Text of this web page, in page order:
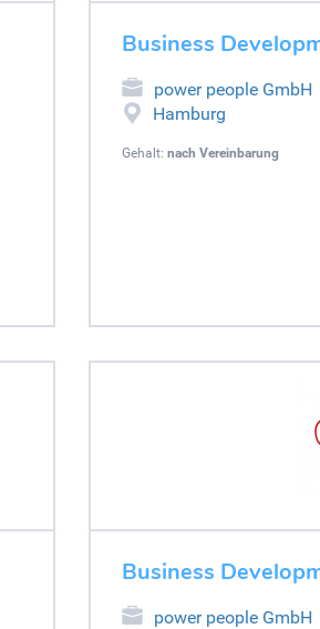
Business
power people GmbH
Hamburg
Gehalt: nach Vereinbarung
Business
power people GmbH